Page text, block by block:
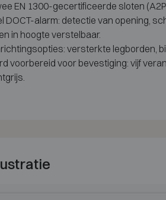
EN 1300-gecertificeerde sloten
DOCT-alarm: detectie van opening,
in hoogte verstelbaar.
versterkte legborden,
voorbereid voor bevestiging: vijf